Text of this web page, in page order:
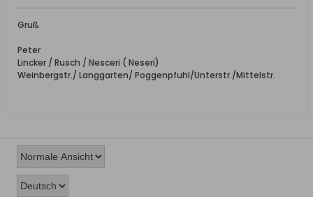
Gruß
Peter
Lincker / Rusch / Nesceri ( Neseri)
Weinbergstr./ Langgarten/ Poggenpfuhl/Unterstr./Mittelstr.